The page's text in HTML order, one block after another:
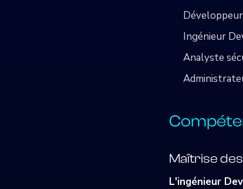
Ingénieur
Analyste
Maîtrise
L'ingénieur